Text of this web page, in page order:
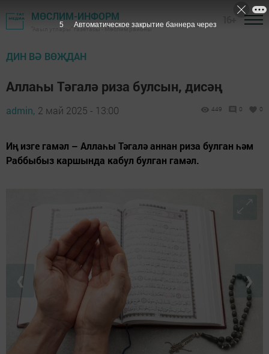
МӨСЛИМ-ИНФОРМ
"Авыл утлары" газетасы - Мөслим районы
ДИН ВӘ ВӨҖДАН
Аллаһы Тәгалә риза булсын, дисәң
admin, 2 май 2025 - 13:00 449 0 0
Иң изге гамәл – Аллаһы Тәгалә аннан риза булган һәм
Раббыбыз каршында кабул булган гамәл.
❮ ❯
4 Автоматическое закрытие баннера через